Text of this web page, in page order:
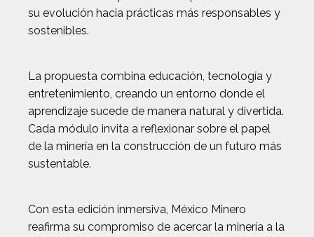
su evolución hacia prácticas más responsables y
sostenibles.
La propuesta combina educación, tecnología y
entretenimiento, creando un entorno donde el
aprendizaje sucede de manera natural y divertida.
Cada módulo invita a reflexionar sobre el papel
de la minería en la construcción de un futuro más
sustentable.
Con esta edición inmersiva, México Minero
reafirma su compromiso de acercar la minería a la